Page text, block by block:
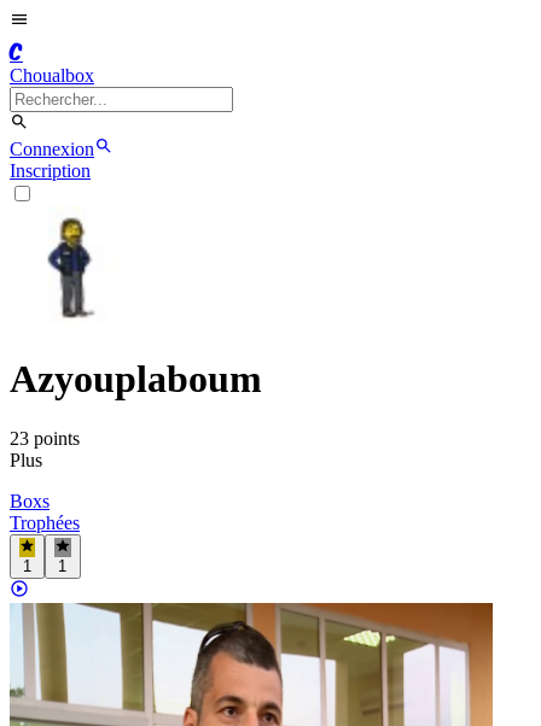
C
Choualbox
Connexion
Inscription
Azyouplaboum
23 points
Plus
Boxs
Trophées
1 1